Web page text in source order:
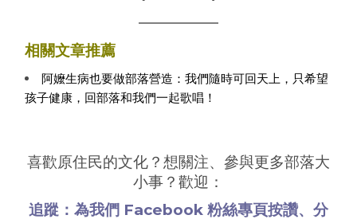
相關文章推薦
阿嬤生病也要做部落營造：我們隨時可回天上，只希望
孩子健康，回部落和我們一起歌唱！
喜歡原住民的文化？想關注、參與更多部落大
小事？歡迎：
追蹤：為我們 Facebook 粉絲專頁按讚、分